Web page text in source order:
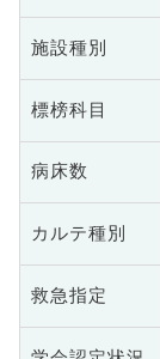
施設種別
標榜科目
病床数
カルテ種別
救急指定